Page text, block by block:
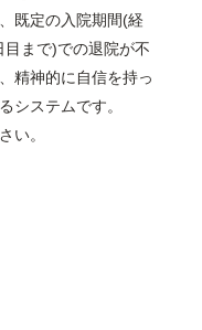
既定の入院期間(経
まで)での退院が不
精神的に自信を持っ
システムです。
い。